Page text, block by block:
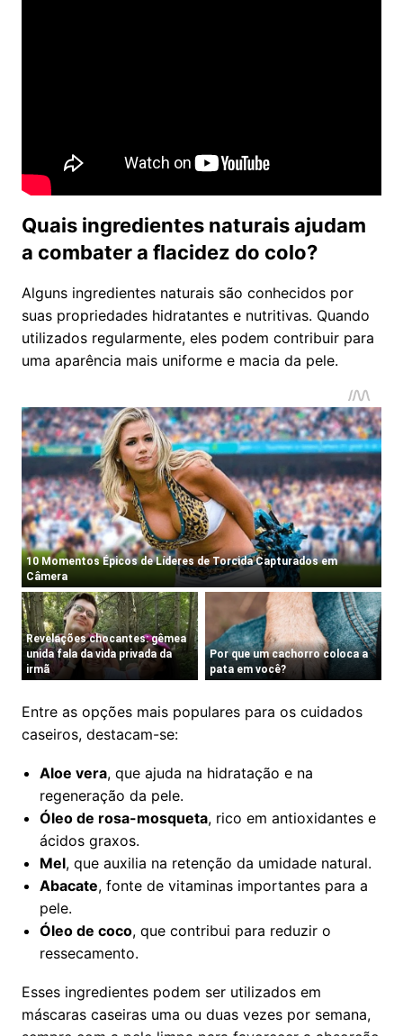
Quais ingredientes naturais ajudam
a combater a flacidez do colo?
Alguns ingredientes naturais são conhecidos por
suas propriedades hidratantes e nutritivas. Quando
utilizados regularmente, eles podem contribuir para
uma aparência mais uniforme e macia da pele.
Entre as opções mais populares para os cuidados
caseiros, destacam-se:
Aloe vera, que ajuda na hidratação e na
regeneração da pele.
Óleo de rosa-mosqueta, rico em antioxidantes e
ácidos graxos.
Mel, que auxilia na retenção da umidade natural.
Abacate, fonte de vitaminas importantes para a
pele.
Óleo de coco, que contribui para reduzir o
ressecamento.
Esses ingredientes podem ser utilizados em
máscaras caseiras uma ou duas vezes por semana,